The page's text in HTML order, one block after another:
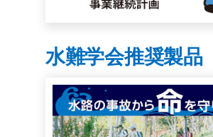
水難学会推奨製品